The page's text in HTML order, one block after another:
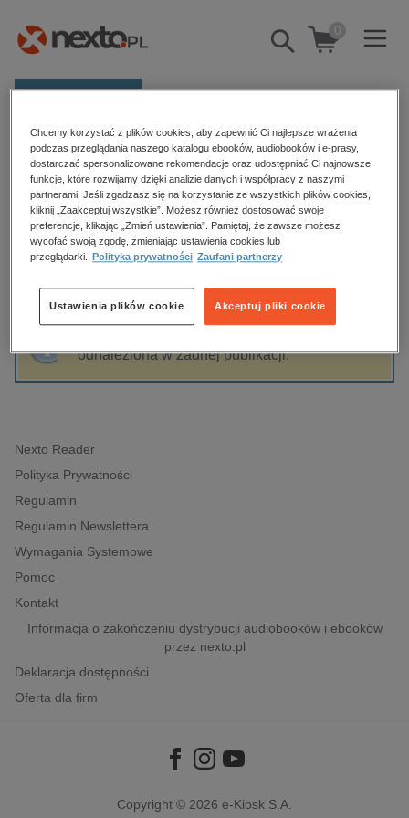
Pokaż/schowaj
wyszukiwarkę
0
Kategorie
Zobacz wszystkie E-prasa
budownictwo, aranżacja wnętrz
biznesowe, branżowe, gospodarka
dzienniki
edukacja
hobby, sport, rozrywka
komputery, internet, technologie, informatyka
polityka, społeczno-informacyjne
psychologiczne
inne
popularno-naukowe
historia
Strona główna Visits in Poland
Visits in Poland
Sortowanie Filtrowanie
odnaleziona w żadnej publikacji.
Nexto Reader
Polityka Prywatności
Regulamin
Regulamin Newslettera
Wymagania Systemowe
Pomoc
Kontakt
Informacja o zakończeniu dystrybucji audiobooków i ebooków
przez nexto.pl
Deklaracja dostępności
Oferta dla firm
Copyright © 2026 e-Kiosk S.A.
Chcemy korzystać z plików cookies, aby zapewnić Ci najlepsze wrażenia
podczas przeglądania naszego katalogu ebooków, audiobooków i e-prasy,
dostarczać spersonalizowane rekomendacje oraz udostępniać Ci najnowsze
funkcje, które rozwijamy dzięki analizie danych i współpracy z naszymi
partnerami. Jeśli zgadzasz się na korzystanie ze wszystkich plików cookies,
kliknij „Zaakceptuj wszystkie”. Możesz również dostosować swoje
preferencje, klikając „Zmień ustawienia”. Pamiętaj, że zawsze możesz
wycofać swoją zgodę, zmieniając ustawienia cookies lub
przeglądarki.
Polityka prywatności Zaufani partnerzy
Akceptuj pliki cookie
Ustawienia plików cookie